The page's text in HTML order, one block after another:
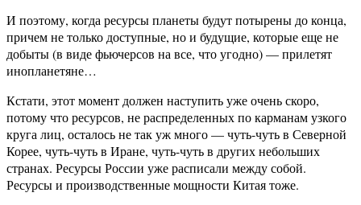
И поэтому, когда ресурсы планеты будут потырены до конца,
причем не только доступные, но и будущие, которые еще не
добыты (в виде фьючерсов на все, что угодно) — прилетят
инопланетяне…
Кстати, этот момент должен наступить уже очень скоро,
потому что ресурсов, не распределенных по карманам узкого
круга лиц, осталось не так уж много — чуть-чуть в Северной
Корее, чуть-чуть в Иране, чуть-чуть в других небольших
странах. Ресурсы России уже расписали между собой.
Ресурсы и производственные мощности Китая тоже.